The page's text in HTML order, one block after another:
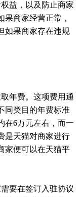
益，以及防止商家
商家经营正常，
如果商家存在违规
年费。这项费用通
同类目的年费标准
在6万元左右，而一
是天猫对商家进行
家便可以在天猫平
要在签订入驻协议